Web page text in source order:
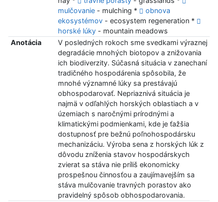
mulčovanie- mulching *
obnova
ekosystémov- ecosystem regeneration *
horské lúky- mountain meadows
Anotácia
V posledných rokoch sme svedkami výraznej
degradácie mnohých biotopov a znižovania
ich biodiverzity. Súčasná situácia v zanechaní
tradičného hospodárenia spôsobila, že
mnohé významné lúky sa prestávajú
obhospodarovať. Nepriaznivá situácia je
najmä v odľahlých horských oblastiach a v
územiach s naročnými prírodnými a
klimatickými podmienkami, kde je ťažšia
dostupnosť pre bežnú poľnohospodársku
mechanizáciu. Výroba sena z horských lúk z
dôvodu zníženia stavov hospodárskych
zvierat sa stáva nie príliš ekonomicky
prospešnou činnosťou a zaujímavejším sa
stáva mulčovanie travných porastov ako
pravidelný spôsob obhospodarovania.